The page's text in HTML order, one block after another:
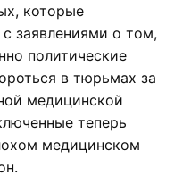
которые
заявлениями о том,
политические
в тюрьмах за
медицинской
теперь
медицинском